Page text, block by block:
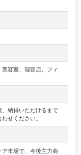
容室、理容店、フィ
納得いただけるまで
せください。
市場で、今後主力商